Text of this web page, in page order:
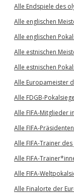
Alle Endspiele des
Alle englischen
Alle englischen
Alle estnischen
Alle estnischen
Alle Europameister
Alle FDGB-
Alle FIFA-Mitglieder
Alle FIFA-
Alle FIFA-Trainer des
Alle FIFA-
Alle FIFA-
Alle Finalorte der